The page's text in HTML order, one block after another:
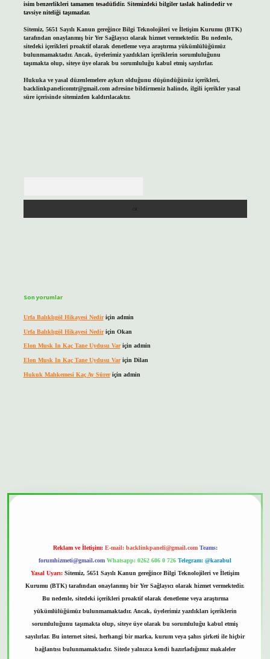
isim benzerlikleri tamamen tesadüfidir. Sitemizdeki bilgiler taslak halindedir ve
tavsiye niteliği taşımazlar.
Sitemiz, 5651 Sayılı Kanun gereğince Bilgi Teknolojileri ve İletişim Kurumu (BTK)
tarafından onaylanmış bir Yer Sağlayıcı olarak hizmet vermektedir. Bu nedenle,
sitedeki içerikleri proaktif olarak denetleme veya araştırma yükümlülüğümüz
bulunmamaktadır. Ancak, üyelerimiz yazdıkları içeriklerin sorumluluğunu
taşımakta olup, siteye üye olarak bu sorumluluğu kabul etmiş sayılırlar.
Hukuka ve yasal düzenlemelere aykırı olduğunu düşündüğünüz içerikleri,
backlinkpanelicomtr@gmail.comadresine bildirmeniz halinde, ilgili içerikler yasal
süre içerisinde sitemizden kaldırılacaktır.
Son yorumlar
Urfa Balıklıgöl Hikayesi Nediriçin admin
Urfa Balıklıgöl Hikayesi Nediriçin Okan
Elon Musk In Kaç Tane Uydusu Variçin admin
Elon Musk In Kaç Tane Uydusu Variçin Dilan
Hukuk Mahkemesi Kaç Ay Süreriçin admin
Reklam ve İletişim: E-mail: backlinkpaneli@gmail.com Teams:
forumhizmeti@gmail.com Whatsapp: 0262 606 0 726 Telegram: @karabul
Yasal Uyarı: Sitemiz, 5651 Sayılı Kanun gereğince Bilgi Teknolojileri ve İletişim
Kurumu (BTK) tarafından onaylanmış bir Yer Sağlayıcı olarak hizmet vermektedir.
Bu nedenle, sitedeki içerikleri proaktif olarak denetleme veya araştırma
yükümlülüğümüz bulunmamaktadır. Ancak, üyelerimiz yazdıkları içeriklerin
sorumluluğunu taşımakta olup, siteye üye olarak bu sorumluluğu kabul etmiş
sayılırlar. Bu internet sitesi, herhangi bir marka, kurum veya şahıs şirketi ile hiçbir
bağlantısı bulunmamaktadır. Sitede yalnızca kendi hazırladığımız makaleler